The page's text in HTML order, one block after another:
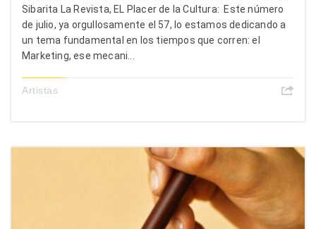
Sibarita La Revista, EL Placer de la Cultura: Este número
de julio, ya orgullosamente el 57, lo estamos dedicando a
un tema fundamental en los tiempos que corren: el
Marketing, ese mecani...
Artistas